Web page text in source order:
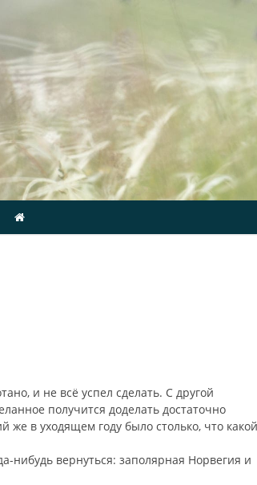
и не всё успел сделать. С другой
получится доделать достаточно
же в уходящем году было столько, что
нибудь вернуться: заполярная Норвегия и